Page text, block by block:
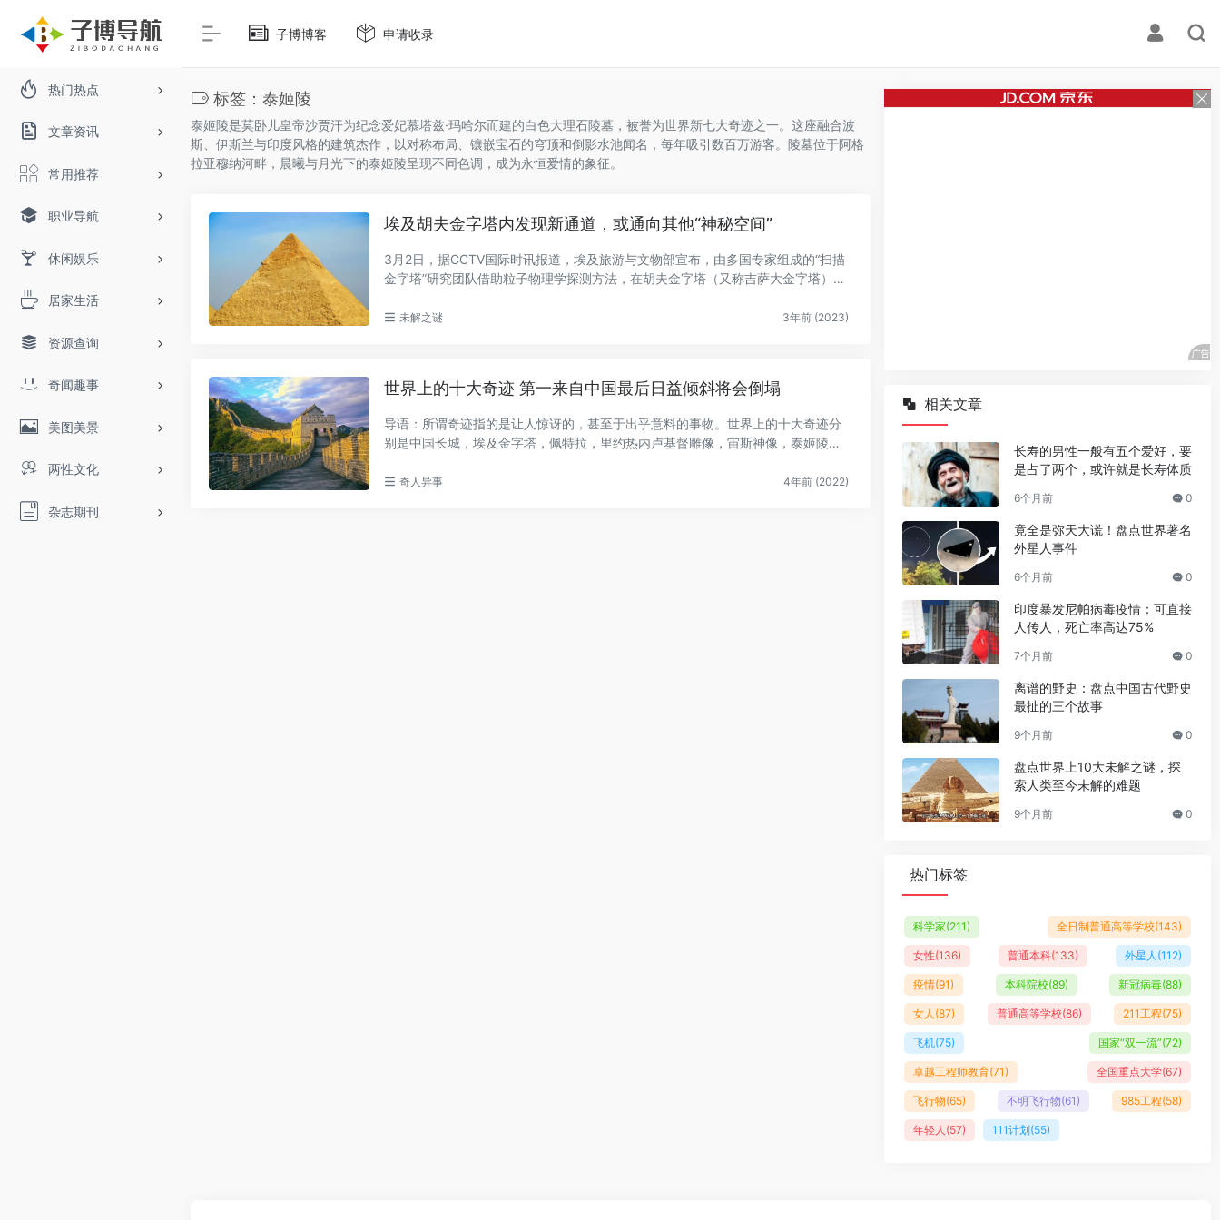
热门热点
文章资讯
常用推荐
职业导航
休闲娱乐
居家生活
资源查询
奇闻趣事
美图美景
两性文化
杂志期刊
子博博客 申请收录
标签：泰姬陵
泰姬陵是莫卧儿皇帝沙贾汗为纪念爱妃慕塔兹·玛哈尔而建的白色大理石陵墓，被誉为世界新七大奇迹之一。这座融合波
斯、伊斯兰与印度风格的建筑杰作，以对称布局、镶嵌宝石的穹顶和倒影水池闻名，每年吸引数百万游客。陵墓位于阿格
拉亚穆纳河畔，晨曦与月光下的泰姬陵呈现不同色调，成为永恒爱情的象征。
埃及胡夫金字塔内发现新通道，或通向其他“神秘空间”
3月2日，据CCTV国际时讯报道，埃及旅游与文物部宣布，由多国专家组成的“扫描
金字塔”研究团队借助粒子物理学探测方法，在胡夫金字塔（又称吉萨大金字塔）内
未解之谜 3年前 (2023)
世界上的十大奇迹 第一来自中国最后日益倾斜将会倒塌
导语：所谓奇迹指的是让人惊讶的，甚至于出乎意料的事物。世界上的十大奇迹分
别是中国长城，埃及金字塔，佩特拉，里约热内卢基督雕像，宙斯神像，泰姬陵，
奇人异事 4年前 (2022)
相关文章
长寿的男性一般有五个爱好，要
是占了两个，或许就是长寿体质
6个月前 0
竟全是弥天大谎！盘点世界著名
外星人事件
6个月前 0
印度暴发尼帕病毒疫情：可直接
人传人，死亡率高达75%
7个月前 0
离谱的野史：盘点中国古代野史
最扯的三个故事
9个月前 0
盘点世界上10大未解之谜，探
索人类至今未解的难题
9个月前 0
热门标签
科学家(211) 全日制普通高等学校(143)
女性(136) 普通本科(133) 外星人 (112)
疫情(91) 本科院校(89) 新冠病毒(88)
女人 (87) 普通高等学校(86) 211工程(75)
飞机(75) 国家“双一流”(72)
卓越工程师教育(71) 全国重点大学(67)
飞行物(65) 不明飞行物(61) 985工程(58)
年轻人 (57) 111计划(55)